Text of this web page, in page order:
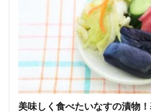
美味しく食べたいなすの漬物